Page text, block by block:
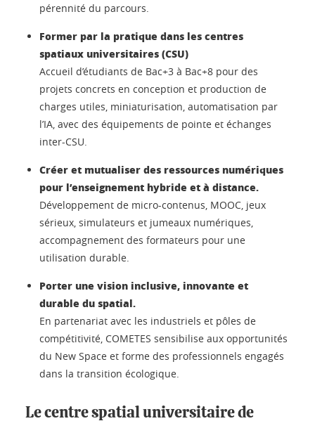
pérennité du parcours.
Former par la pratique dans les centres
spatiaux universitaires (CSU)
Accueil d’étudiants de Bac+3 à Bac+8 pour des
projets concrets en conception et production de
charges utiles, miniaturisation, automatisation par
l’IA, avec des équipements de pointe et échanges
inter-CSU.
Créer et mutualiser des ressources numériques
pour l’enseignement hybride et à distance.
Développement de micro-contenus, MOOC, jeux
sérieux, simulateurs et jumeaux numériques,
accompagnement des formateurs pour une
utilisation durable.
Porter une vision inclusive, innovante et
durable du spatial.
En partenariat avec les industriels et pôles de
compétitivité, COMETES sensibilise aux opportunités
du New Space et forme des professionnels engagés
dans la transition écologique.
Le centre spatial universitaire de